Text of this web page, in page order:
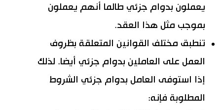
يعملون بدوام جزئي طالما أنهم يعملون
بموجب مثل هذا العقد.
تنطبق مختلف القوانين المتعلقة بظروف
العمل على العاملين بدوام جزئي أيضا. لذلك
إذا استوفى العامل بدوام جزئي الشروط
المطلوبة فإنه: